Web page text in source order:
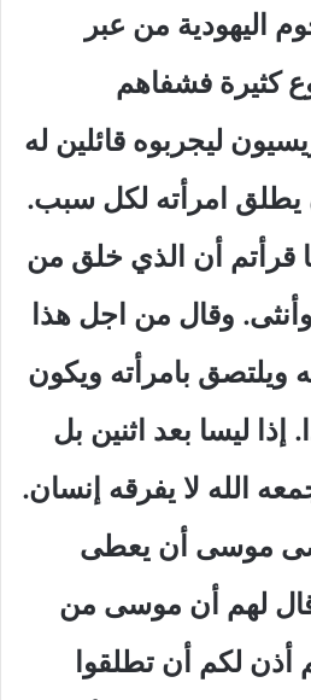
اليهودية من عبر
كثيرة فشفاهم
ليجربوه قائلين له
امرأته لكل سبب.
قرأتم أن الذي خلق من
وأنثى. وقال من اجل هذا
ويلتصق بامرأته ويكون
إذا ليسا بعد اثنين بل
الله لا يفرقه إنسان.
موسى أن يعطى
لهم أن موسى من
أذن لكم أن تطلقوا